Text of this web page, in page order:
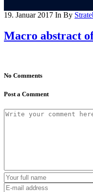
19. Januar 2017 In By
Macro abstract
No Comments
Post a Comment